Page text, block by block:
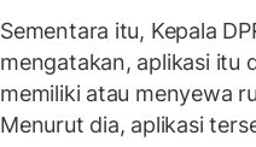
Sementara itu, Kepala
mengatakan, aplikasi itu
memiliki atau menyewa
Menurut dia, aplikasi